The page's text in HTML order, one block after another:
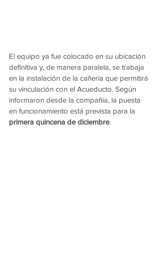
El equipo ya fue colocado en su ubicación
definitiva y, de manera paralela, se trabaja
en la instalación de la cañería que permitirá
su vinculación con el Acueducto. Según
informaron desde la compañía, la puesta
en funcionamiento está prevista para la
primera quincena de diciembre.